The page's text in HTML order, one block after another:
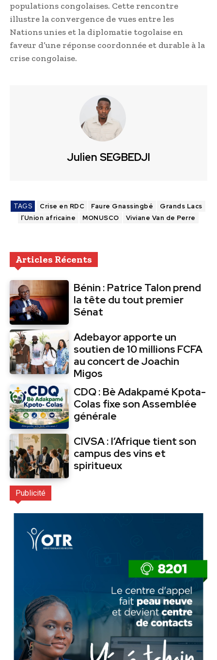
populations congolaises. Cette rencontre
illustre la convergence de vues entre les
Nations unies et la diplomatie togolaise en
faveur d’une réponse coordonnée et durable à la
crise congolaise.
Julien SEGBEDJI
TAGS Crise en RDC Faure Gnassingbé
Grands Lacs
l’Union africaine
MONUSCO Viviane Van de Perre
Articles Récents
Bénin : Patrice Talon prend
la tête du tout premier
Sénat
Adebayor apporte un
soutien de 10 millions FCFA
au concert de Joachin
Migos
CDQ : Bè Adakpamé Kpota-
Colas fixe son Assemblée
générale
CIVSA : l’Afrique tient son
campus des vins et
spiritueux
Publicité